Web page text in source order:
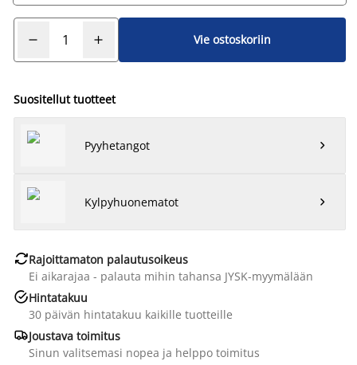
Vie ostoskoriin
Suositellut tuotteet
Pyyhetangot 
Kylpyhuonematot 
Rajoittamaton palautusoikeus
Ei aikarajaa - palauta mihin tahansa JYSK-myymälään
Hintatakuu
30 päivän hintatakuu kaikille tuotteille
Joustava toimitus
Sinun valitsemasi nopea ja helppo toimitus